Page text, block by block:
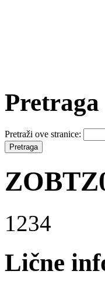
Pretraga
Pretraži ove stranice:
1234
Lične